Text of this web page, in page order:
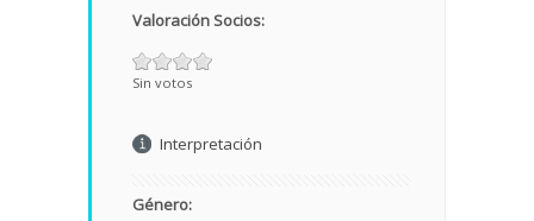
Valoración Socios:
Sin votos
Interpretación
Género: